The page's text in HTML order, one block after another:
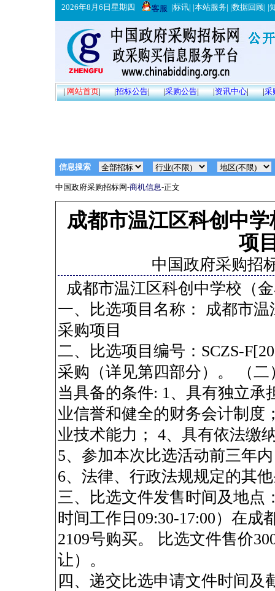
2026年8月6日星期四 客服 |标讯| |本站服务| |数据回顾| |
|网站首页| |招标公告| |采购公告| |资讯中心| |采
信息搜索
中国政府采购招标网-商机信息-正文
成都市温江区科创中
项
中国政府采购招
成都市温江区科创中学校（
一、比选项目名称： 成都市
采购项目
二、比选项目编号：SCZS-
采购（详见第四部分）。 （
当具备的条件: 1、具有独立承
业信誉和健全的财务会计制度
业技术能力； 4、具有依法缴
5、参加本次比选活动前三年
6、法律、行政法规规定的其
三、比选文件发售时间及地点
时间工作日09:30-17:00）在成
2109号购买。 比选文件售价
让）。
四、递交比选申请文件时间及